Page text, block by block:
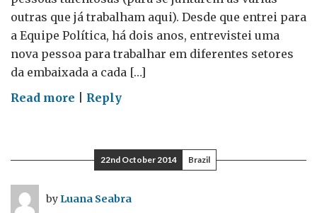
outras que já trabalham aqui). Desde que entrei para
a Equipe Política, há dois anos, entrevistei uma
nova pessoa para trabalhar em diferentes setores
da embaixada a cada […]
Read more on
seleção
Reply
22nd October 2014 Brazil
by Luana Seabra